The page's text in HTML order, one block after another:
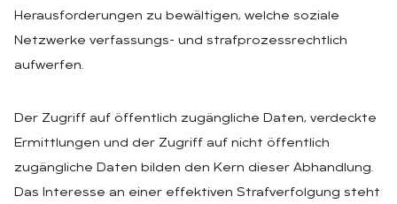
Herausforderungen zu bewältigen, welche soziale
Netzwerke verfassungs- und strafprozessrechtlich
aufwerfen.
Der Zugriff auf öffentlich zugängliche Daten, verdeckte
Ermittlungen und der Zugriff auf nicht öffentlich
zugängliche Daten bilden den Kern dieser Abhandlung.
Das Interesse an einer effektiven Strafverfolgung steht